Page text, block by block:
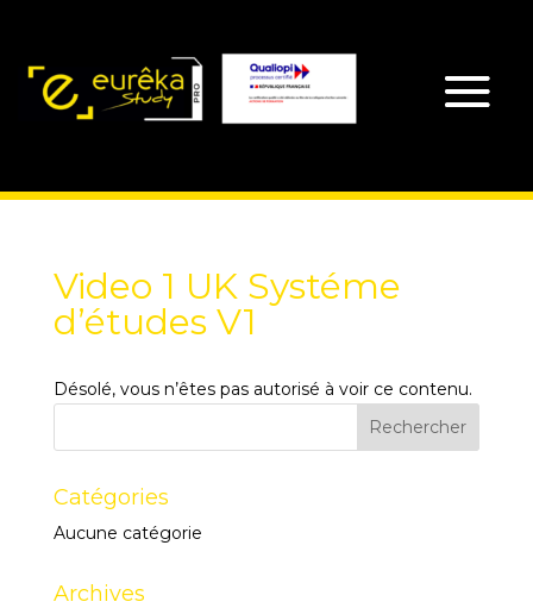
Video 1 UK Systéme
d’études V1
Désolé, vous n’êtes pas autorisé à voir ce contenu.
Catégories
Aucune catégorie
Archives